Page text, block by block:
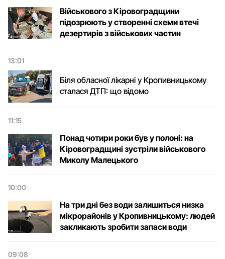
Військового з Кіровоградщини
підозрюють у створенні схеми втечі
дезертирів з військових частин
13:01
Біля обласної лікарні у Кропивницькому
сталася ДТП: що відомо
11:15
Понад чотири роки був у полоні: на
Кіровоградщині зустріли військового
Микoлу Малецькoгo
10:00
На три дні без води залишиться низка
мікрорайонів у Кропивницькому: людей
закликають зробити запаси води
09:08